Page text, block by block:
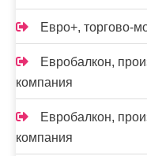
Евро+, торгово-
Евробалкон,
компания
Евробалкон,
компания